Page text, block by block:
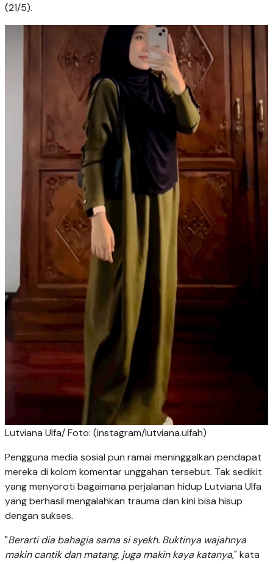
(21/5).
Lutviana Ulfa/ Foto: (instagram/lutviana.ulfah)
Pengguna media sosial pun ramai meninggalkan pendapat
mereka di kolom komentar unggahan tersebut. Tak sedikit
yang menyoroti bagaimana perjalanan hidup Lutviana Ulfa
yang berhasil mengalahkan trauma dan kini bisa hisup
dengan sukses.
"Berarti dia bahagia sama si syekh. Buktinya wajahnya
makin cantik dan matang, juga makin kaya katanya," kata